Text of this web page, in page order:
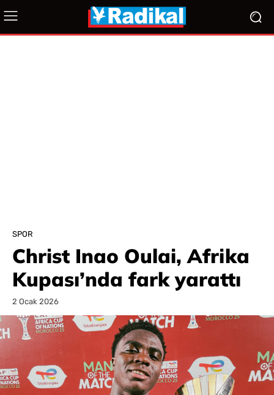
SPOR
Christ Inao Oulai, Afrika
Kupası’nda fark yarattı
2 Ocak 2026